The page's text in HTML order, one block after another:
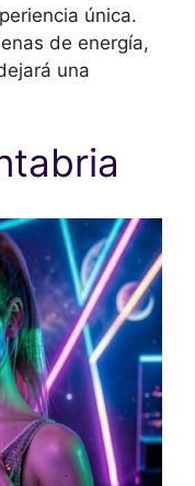
única.
de energía,
una